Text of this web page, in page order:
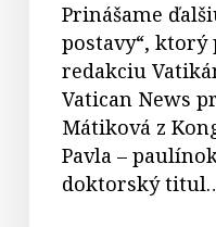
Prinášame
postavy“, ktorý
redakciu
Vatican News
Mátiková z
Pavla –
doktorský